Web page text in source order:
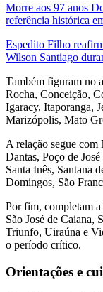
Morre aos 97 anos
referência histórica
Espedito Filho
Wilson Santiago
Também figuram no
Rocha, Conceição,
Igaracy, Itaporanga,
Marizópolis, Mato
A relação segue
Dantas, Poço de
Santa Inês, Santana
Domingos, São
Por fim, completam a
São José de Caiana,
Triunfo, Uiraúna e
o período crítico.
Orientações e